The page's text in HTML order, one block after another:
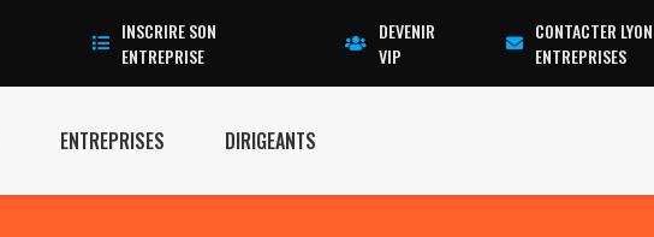
INSCRIRE SON
ENTREPRISE
DEVENIR
VIP
CONTACTER LYON
ENTREPRISES
ENTREPRISES DIRIGEANTS